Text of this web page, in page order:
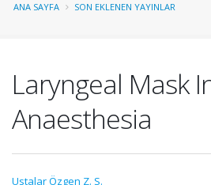
ANA SAYFA SON EKLENEN YAYINLAR
Laryngeal Mask
Anaesthesia
Ustalar Özgen Z. S.